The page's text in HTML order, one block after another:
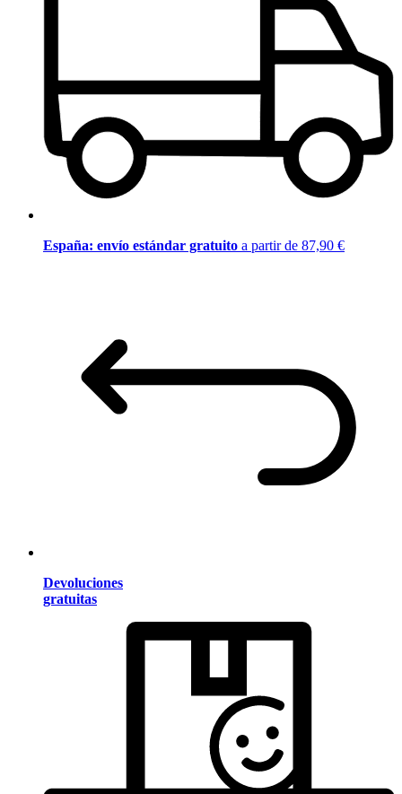
España: envío estándar gratuito a partir de 87,90 €
Devoluciones
gratuitas